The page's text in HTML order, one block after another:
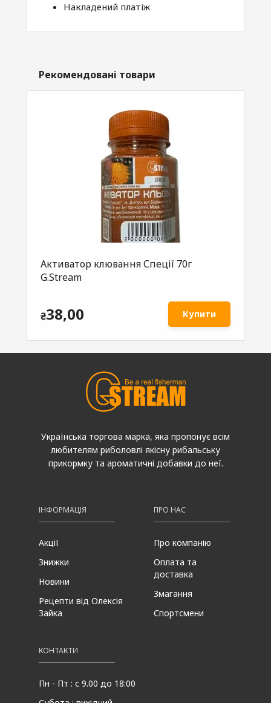
Накладений платіж
Рекомендовані товари
Активатор клювання Спеції 70г
G.Stream
₴38,00 Купити
Українська торгова марка, яка пропонує всім
любителям риболовлі якісну рибальську
прикормку та ароматичні добавки до неї.
ІНФОРМАЦІЯ
Акції
Знижки
Новини
Рецепти від Олексія
Зайка
ПРО НАС
Про компанію
Оплата та
доставка
Змагання
Спортсмени
КОНТАКТИ
Пн - Пт : с 9.00 до 18:00